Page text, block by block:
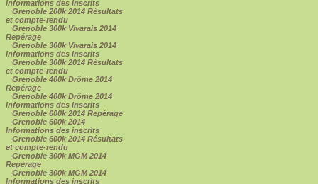
Informations des inscrits
Grenoble 200k 2014 Résultats
et compte-rendu
Grenoble 300k Vivarais 2014
Repérage
Grenoble 300k Vivarais 2014
Informations des inscrits
Grenoble 300k 2014 Résultats
et compte-rendu
Grenoble 400k Drôme 2014
Repérage
Grenoble 400k Drôme 2014
Informations des inscrits
Grenoble 600k 2014 Repérage
Grenoble 600k 2014
Informations des inscrits
Grenoble 600k 2014 Résultats
et compte-rendu
Grenoble 300k MGM 2014
Repérage
Grenoble 300k MGM 2014
Informations des inscrits